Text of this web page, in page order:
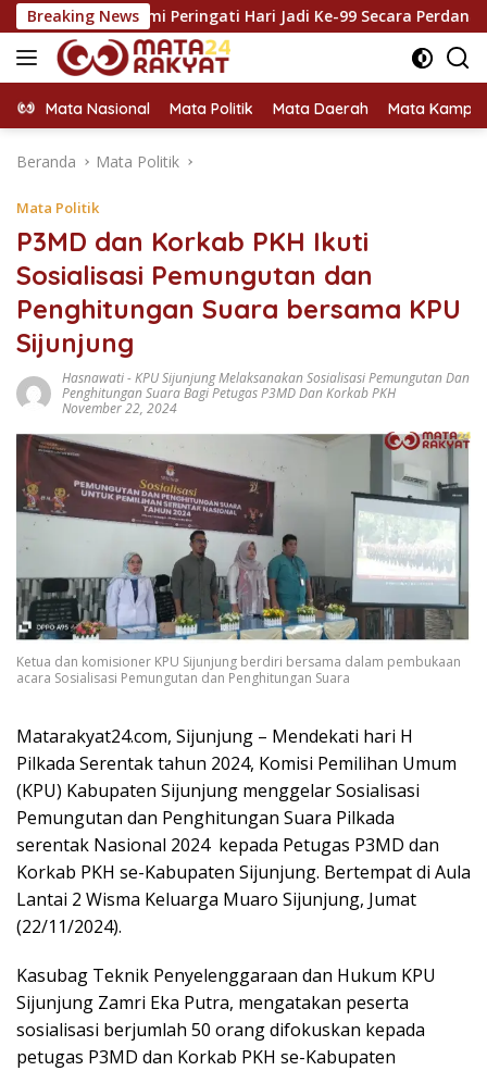
Langsung
ke
konten
Breaking News
Peringati Hari Jadi Ke-99 Secara Perdana
Mata Nasional Mata Politik Mata Daerah Mata
Beranda Mata Politik
Mata Politik
P3MD dan Korkab PKH Ikuti
Sosialisasi Pemungutan dan
Penghitungan Suara bersama KPU
Sijunjung
Hasnawati-KPU Sijunjung Melaksanakan Sosialisasi Pemungutan Dan
Penghitungan Suara Bagi Petugas P3MD Dan Korkab PKH
November 22, 2024
Ketua dan komisioner KPU Sijunjung berdiri bersama dalam pembukaan
acara Sosialisasi Pemungutan dan Penghitungan Suara
Matarakyat24.com, Sijunjung – Mendekati hari H
Pilkada Serentak tahun 2024, Komisi Pemilihan Umum
(KPU) Kabupaten Sijunjung menggelar Sosialisasi
Pemungutan dan Penghitungan Suara Pilkada
serentak Nasional 2024 kepada Petugas P3MD dan
Korkab PKH se-Kabupaten Sijunjung. Bertempat di Aula
Lantai 2 Wisma Keluarga Muaro Sijunjung, Jumat
(22/11/2024).
Kasubag Teknik Penyelenggaraan dan Hukum KPU
Sijunjung Zamri Eka Putra, mengatakan peserta
sosialisasi berjumlah 50 orang difokuskan kepada
petugas P3MD dan Korkab PKH se-Kabupaten